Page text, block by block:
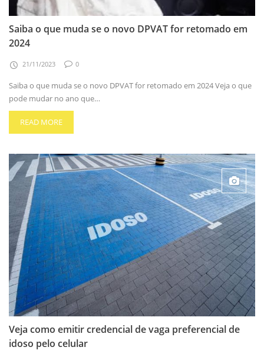
Saiba o que muda se o novo DPVAT for retomado em
2024
21/11/2023 0
Saiba o que muda se o novo DPVAT for retomado em 2024 Veja o que
pode mudar no ano que…
READ MORE
Veja como emitir credencial de vaga preferencial de
idoso pelo celular